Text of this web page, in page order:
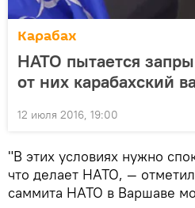
Карабах
НАТО пытается
от них карабахский
12 июля 2016, 19:00
"В этих условиях нужно
что делает НАТО, —
саммита НАТО в Варшаве